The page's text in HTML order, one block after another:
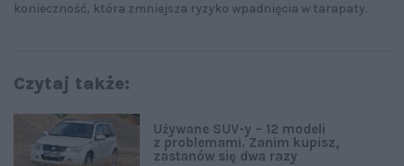
konieczność, która zmniejsza ryzyko wpadnięcia w tarapaty.
Czytaj także:
Używane SUV-y – 12 modeli
z problemami. Zanim kupisz,
zastanów się dwa razy